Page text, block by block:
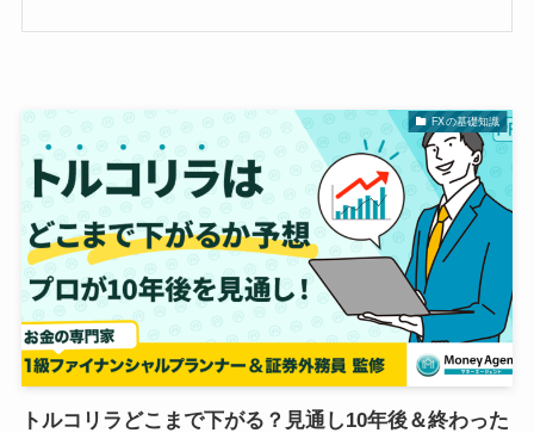
FXの基礎知識
トルコリラどこまで下がる？見通し10年後＆終わった